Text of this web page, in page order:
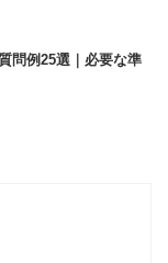
問例25選｜必要な準